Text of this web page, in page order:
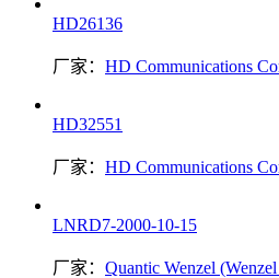
HD26136
厂家： HD Communications
HD32551
厂家： HD Communications
LNRD7-2000-10-15
厂家： Quantic Wenzel